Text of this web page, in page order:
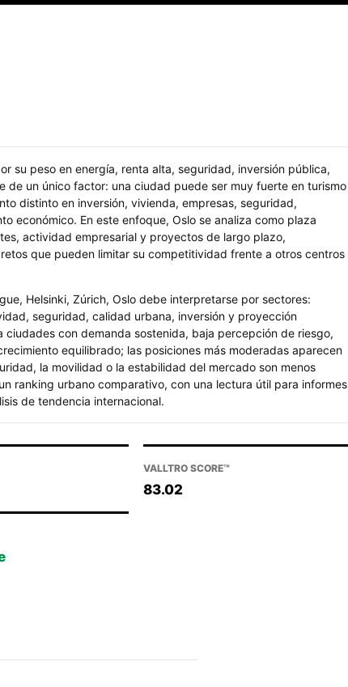
su peso en energía, renta alta, seguridad, inversión pública,
de un único factor: una ciudad puede ser muy fuerte en turismo
distinto en inversión, vivienda, empresas, seguridad,
económico. En este enfoque, Oslo se analiza como plaza
actividad empresarial y proyectos de largo plazo,
que pueden limitar su competitividad frente a otros centros
Helsinki, Zúrich, Oslo debe interpretarse por sectores:
seguridad, calidad urbana, inversión y proyección
con demanda sostenida, baja percepción de riesgo,
equilibrado; las posiciones más moderadas aparecen
la movilidad o la estabilidad del mercado son menos
ranking urbano comparativo, con una lectura útil para informes
de tendencia internacional.
VALLTRO SCORE™
83.02